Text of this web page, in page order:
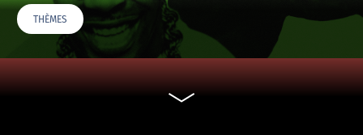
THÈMES